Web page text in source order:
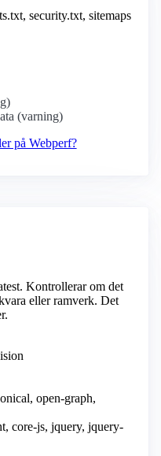
security.txt, sitemaps
(varning)
på Webperf?
Kontrollerar om det
eller ramverk. Det
open-graph,
core-js, jquery, jquery-